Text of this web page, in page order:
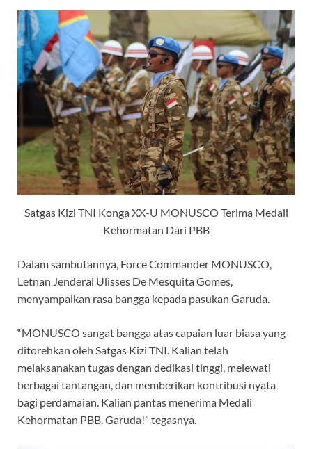
Satgas Kizi TNI Konga XX-U MONUSCO Terima Medali
Kehormatan Dari PBB
Dalam sambutannya, Force Commander MONUSCO,
Letnan Jenderal Ulisses De Mesquita Gomes,
menyampaikan rasa bangga kepada pasukan Garuda.
“MONUSCO sangat bangga atas capaian luar biasa yang
ditorehkan oleh Satgas Kizi TNI. Kalian telah
melaksanakan tugas dengan dedikasi tinggi, melewati
berbagai tantangan, dan memberikan kontribusi nyata
bagi perdamaian. Kalian pantas menerima Medali
Kehormatan PBB. Garuda!” tegasnya.